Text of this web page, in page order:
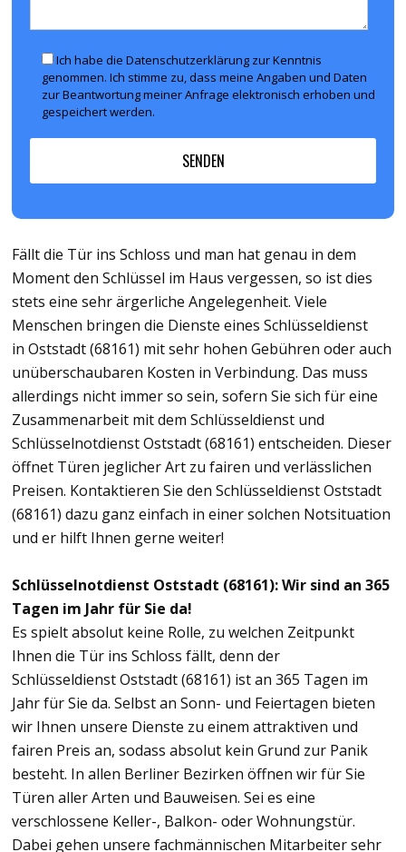
Ich habe die Datenschutzerklärung zur Kenntnis
genommen. Ich stimme zu, dass meine Angaben und Daten
zur Beantwortung meiner Anfrage elektronisch erhoben und
gespeichert werden.
Fällt die Tür ins Schloss und man hat genau in dem
Moment den Schlüssel im Haus vergessen, so ist dies
stets eine sehr ärgerliche Angelegenheit. Viele
Menschen bringen die Dienste eines Schlüsseldienst
in Oststadt (68161) mit sehr hohen Gebühren oder auch
unüberschaubaren Kosten in Verbindung. Das muss
allerdings nicht immer so sein, sofern Sie sich für eine
Zusammenarbeit mit dem Schlüsseldienst und
Schlüsselnotdienst Oststadt (68161) entscheiden. Dieser
öffnet Türen jeglicher Art zu fairen und verlässlichen
Preisen. Kontaktieren Sie den Schlüsseldienst Oststadt
(68161) dazu ganz einfach in einer solchen Notsituation
und er hilft Ihnen gerne weiter!
Schlüsselnotdienst Oststadt (68161): Wir sind an 365
Tagen im Jahr für Sie da!
Es spielt absolut keine Rolle, zu welchen Zeitpunkt
Ihnen die Tür ins Schloss fällt, denn der
Schlüsseldienst Oststadt (68161) ist an 365 Tagen im
Jahr für Sie da. Selbst an Sonn- und Feiertagen bieten
wir Ihnen unsere Dienste zu einem attraktiven und
fairen Preis an, sodass absolut kein Grund zur Panik
besteht. In allen Berliner Bezirken öffnen wir für Sie
Türen aller Arten und Bauweisen. Sei es eine
verschlossene Keller-, Balkon- oder Wohnungstür.
Dabei gehen unsere fachmännischen Mitarbeiter sehr